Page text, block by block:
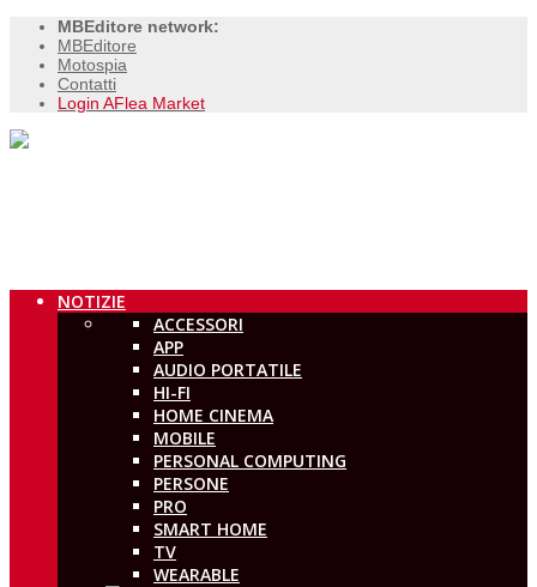
MBEditore network:
MBEditore
Motospia
Contatti
Login AFlea Market
NOTIZIE
ACCESSORI
APP
AUDIO PORTATILE
HI-FI
HOME CINEMA
MOBILE
PERSONAL COMPUTING
PERSONE
PRO
SMART HOME
TV
WEARABLE